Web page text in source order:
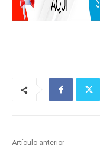
Artículo anterior